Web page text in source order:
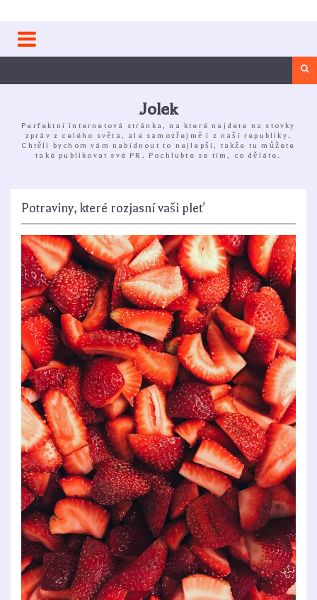
to
content
Jolek
Perfektní internetová stránka, na které najdete na stovky
zpráv z celého světa, ale samozřejmě i z naší republiky.
Chtěli bychom vám nabídnout to nejlepší, takže tu můžete
také publikovat své PR. Pochlubte se tím, co děláte.
Potraviny, které rozjasní vaši pleť